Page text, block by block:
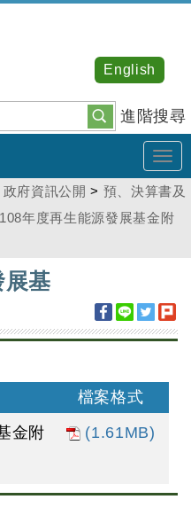
進階搜尋
English
政府資訊公開 > 預、決算書及
108年度再生能源發展基金附
展基
檔案格式
金附
(1.61MB)